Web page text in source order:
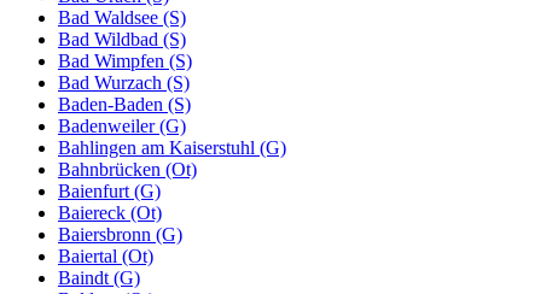
Bad Waldsee (S)
Bad Wildbad (S)
Bad Wimpfen (S)
Bad Wurzach (S)
Baden-Baden (S)
Badenweiler (G)
Bahlingen am Kaiserstuhl (G)
Bahnbrücken (Ot)
Baienfurt (G)
Baiereck (Ot)
Baiersbronn (G)
Baiertal (Ot)
Baindt (G)